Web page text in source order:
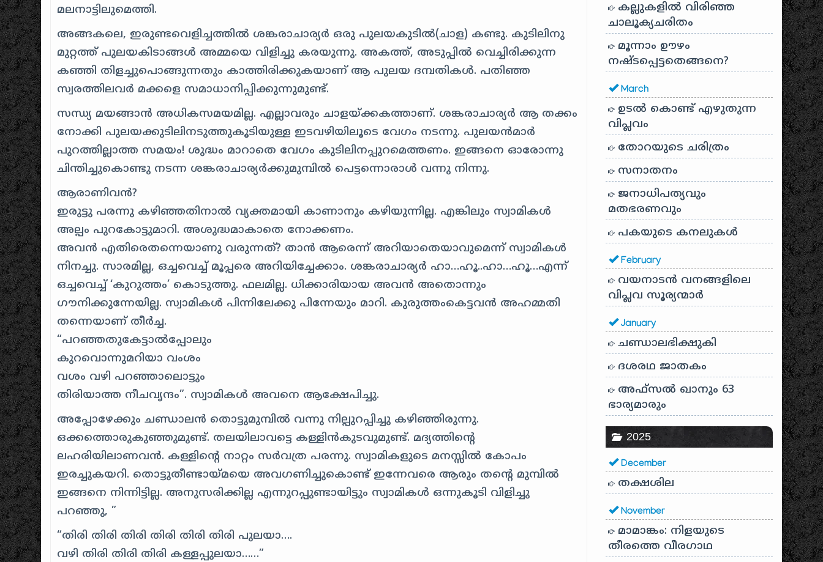
മലനാട്ടിലുമെത്തി.
അങ്ങകലെ, ഇരുണ്ടവെളിച്ചത്തില്‍‍ ശങ്കരാചാര്യര്‍‍ ഒരു പുലയകുടില്‍(ചാള) കണ്ടു. കുടിലിനു
മുറ്റത്ത്‍ പുലയകിടാങ്ങള്‍ അമ്മയെ വിളിച്ചു കരയുന്നു. അകത്ത്‍, അടുപ്പില്‍ വെച്ചിരിക്കുന്ന
കഞ്ഞി തിളച്ചുപൊങ്ങുന്നതും കാത്തിരിക്കുകയാണ് ആ പുലയ ദമ്പതികള്‍‍. പതിഞ്ഞ
സ്വരത്തിലവര്‍‍ മക്കളെ സമാധാനിപ്പിക്കുന്നുമുണ്ട്.
സന്ധ്യ മയങ്ങാന്‍ അധികസമയമില്ല. എല്ലാവരും ചാളയ്‍ക്കകത്താണ്. ശങ്കരാചാര്യര്‍‍ ആ തക്കം
നോക്കി പുലയക്കുടിലിനടുത്തുകൂടിയുള്ള ഇടവഴിയിലൂടെ വേഗം നടന്നു. പുലയന്‍‍മാര്‍‍
പുറത്തില്ലാത്ത സമയം! ശുദ്ധം മാറാതെ വേഗം കുടിലിനപ്പുറമെത്തണം. ഇങ്ങനെ ഓരോന്നു
ചിന്തിച്ചുകൊണ്ടു നടന്ന ശങ്കരാചാര്യര്‍‍ക്കുമുമ്പില്‍‍ പെട്ടന്നൊരാള്‍ വന്നു നിന്നു.
ആരാണിവന്‍?
ഇരുട്ടു പരന്നു കഴിഞ്ഞതിനാല്‍‍ വ്യക്തമായി കാണാനും കഴിയുന്നില്ല. എങ്കിലും സ്വാമികള്‍‍
അല്പം പുറകോട്ടുമാറി. അശുദ്ധമാകാതെ നോക്കണം.
അവന്‍‍ എതിരെതന്നെയാണു‍ വരുന്നത്‍? താന്‍‍ ആരെന്ന്‍ അറിയാതെയാവുമെന്ന്‍ സ്വാമികള്‍
നിനച്ചു. സാരമില്ല, ഒച്ചവെച്ച് മൂപ്പരെ അറിയിച്ചേക്കാം. ശങ്കരാചാര്യര്‍‍ ഹാ‍‍‍…ഹൂ..ഹാ…ഹൂ…എന്ന്‍
ഒച്ചവെച്ച്‍ ‘കുറുത്തം’ കൊടുത്തു‍. ഫലമില്ല‍. ധിക്കാരിയായ അവന്‍ അതൊന്നും
ഗൗനിക്കുന്നേയില്ല‍. സ്വാമികള്‍‍‍ പിന്നിലേക്കു പിന്നേയും മാറി. കുരുത്തംകെട്ടവന്‍‍ അഹമ്മതി
തന്നെയാണ് തീര്‍‍ച്ച.
“പറഞ്ഞതുകേട്ടാല്‍‍പ്പോലും
കുറവൊന്നുമറിയാ വംശം
വശം വഴി പറഞ്ഞാലൊട്ടും
തിരിയാത്ത നീചവൃന്ദം”. സ്വാമികള്‍ അവനെ ആക്ഷേപിച്ചു.
അപ്പോഴേക്കും ചണ്ഡാലന്‍‍ തൊട്ടുമുമ്പില്‍‍ വന്നു നില്പുറപ്പിച്ചു കഴിഞ്ഞിരുന്നു.
ഒക്കത്തൊരുകുഞ്ഞുമുണ്ട്. തലയിലാവട്ടെ കള്ളിന്‍കുടവുമുണ്ട്. മദ്യത്തിന്റെ
ലഹരിയിലാണവന്‍‍. കള്ളിന്റെ നാറ്റം സര്‍‍വത്ര പരന്നു. സ്വാമികളുടെ മനസ്സില്‍‍ കോപം
ഇരച്ചുകയറി. തൊട്ടുതീണ്ടായ്‍‍മയെ അവഗണിച്ചുകൊണ്ട് ഇന്നേവരെ ആരും തന്റെ മുമ്പില്‍
ഇങ്ങനെ നിന്നിട്ടില്ല‍. അനുസരിക്കില്ല എന്നുറപ്പുണ്ടായിട്ടും സ്വാമികള്‍ ഒന്നുകൂടി വിളിച്ചു
പറഞ്ഞു, ”
“തിരി തിരി തിരി തിരി തിരി തിരി പുലയാ….
വഴി തിരി തിരി തിരി കള്ളപ്പുലയാ……”
കല്ലുകളിൽ വിരിഞ്ഞ
ചാലൂക്യചരിതം
മൂന്നാം ഊഴം
നഷ്ടപ്പെട്ടതെങ്ങനെ?
March
ഉടൽ കൊണ്ട് എഴുതുന്ന
വിപ്ലവം
തോറയുടെ ചരിത്രം
സനാതനം
ജനാധിപത്യവും
മതഭരണവും
പകയുടെ കനലുകൾ
February
വയനാടൻ വനങ്ങളിലെ
വിപ്ലവ സൂര്യന്മാർ
January
ചണ്ഡാലഭിക്ഷുകി
ദശരഥ ജാതകം
അഫ്സൽ ഖാനും 63
ഭാര്യമാരും
2025
December
തക്ഷശില
November
മാമാങ്കം: നിളയുടെ
തീരത്തെ വീരഗാഥ